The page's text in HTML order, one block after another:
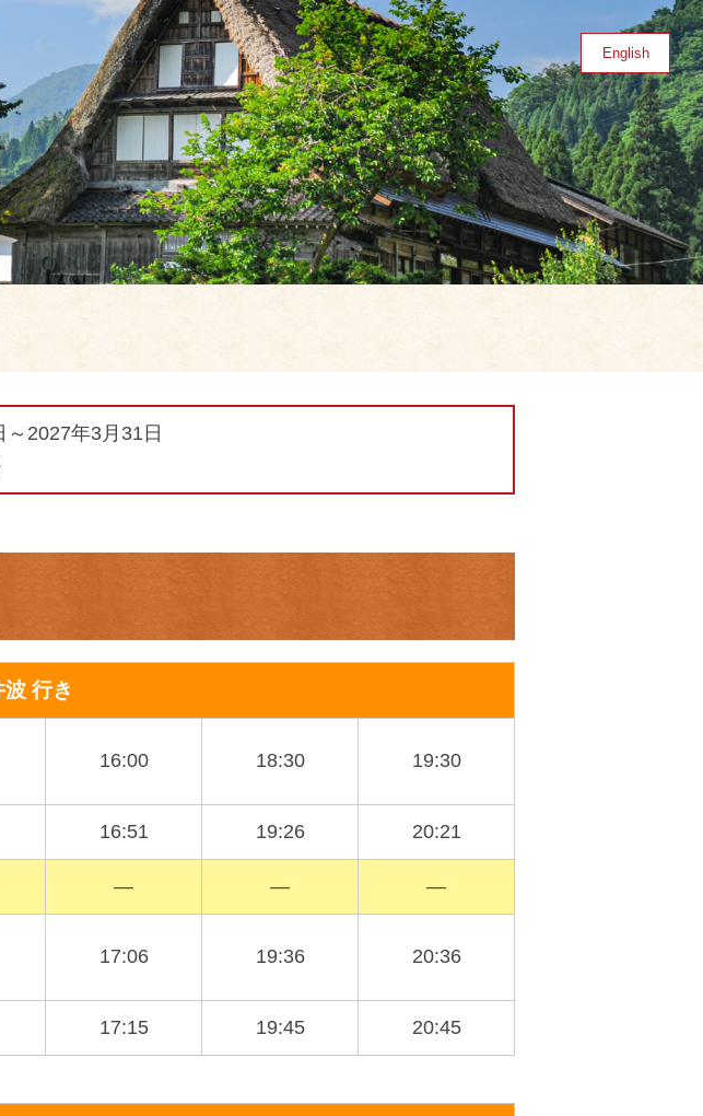
2027年3月31日
行き
16:00 18:30 19:30
16:51 19:26 20:21
― ― ―
17:06 19:36 20:36
17:15 19:45 20:45
English